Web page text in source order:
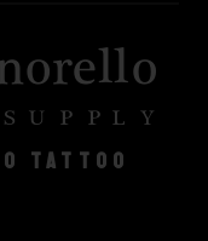
Tattoo